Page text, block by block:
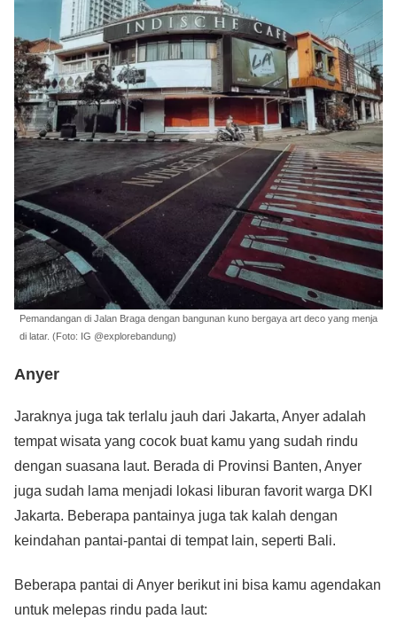
Pemandangan di Jalan Braga dengan bangunan kuno bergaya art deco yang menja
di latar. (Foto: IG @explorebandung)
Anyer
Jaraknya juga tak terlalu jauh dari Jakarta, Anyer adalah
tempat wisata yang cocok buat kamu yang sudah rindu
dengan suasana laut. Berada di Provinsi Banten, Anyer
juga sudah lama menjadi lokasi liburan favorit warga DKI
Jakarta. Beberapa pantainya juga tak kalah dengan
keindahan pantai-pantai di tempat lain, seperti Bali.
Beberapa pantai di Anyer berikut ini bisa kamu agendakan
untuk melepas rindu pada laut: